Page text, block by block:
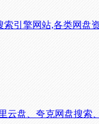
引擎网站,各类网盘
云盘、夸克网盘搜索